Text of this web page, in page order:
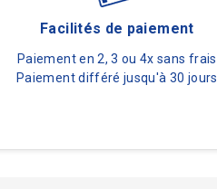
Facilités de paiement
Paiement en 2, 3 ou 4x sans frais
Paiement différé jusqu'à 30 jours